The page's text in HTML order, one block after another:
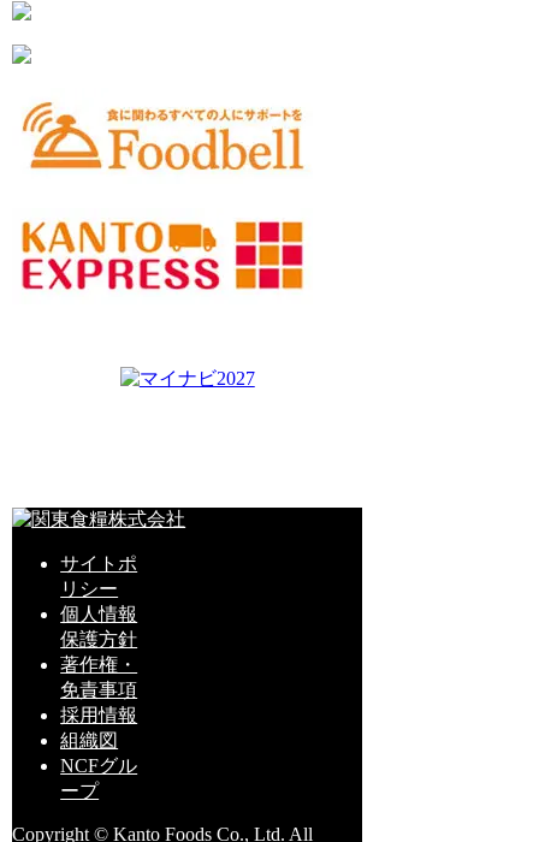
サイトポ
リシー
個人情報
保護方針
著作権・
免責事項
採用情報
組織図
NCFグル
ープ
Copyright © Kanto Foods Co., Ltd. All